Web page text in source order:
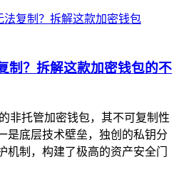
制？拆解这款加密钱包的不
非托管加密钱包，其不可复制性
是底层技术壁垒，独创的私钥分
机制，构建了极高的资产安全门